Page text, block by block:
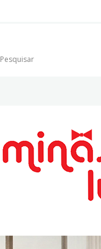
Pesquisar